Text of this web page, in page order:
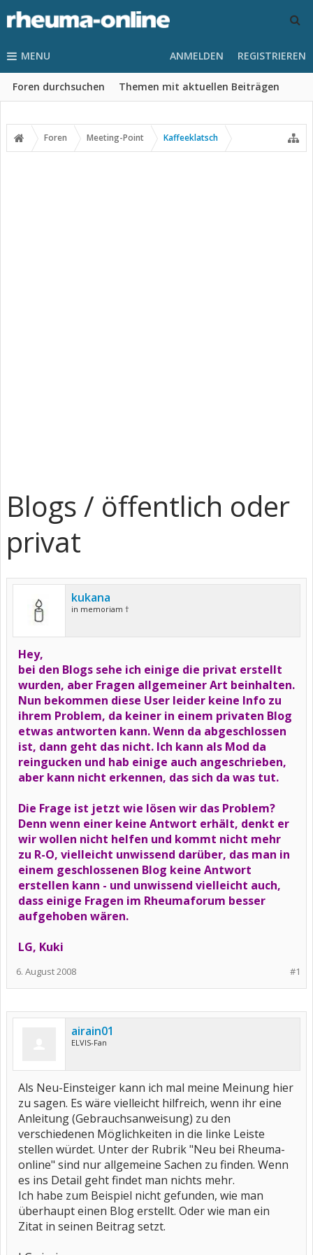
MENU
Foren durchsuchen Themen mit aktuellen Beiträgen
ANMELDEN REGISTRIEREN
Foren Meeting-Point Kaffeeklatsch
Blogs / öffentlich oder
privat
kukana
in memoriam †
Hey,
bei den Blogs sehe ich einige die privat erstellt
wurden, aber Fragen allgemeiner Art beinhalten.
Nun bekommen diese User leider keine Info zu
ihrem Problem, da keiner in einem privaten Blog
etwas antworten kann. Wenn da abgeschlossen
ist, dann geht das nicht. Ich kann als Mod da
reingucken und hab einige auch angeschrieben,
aber kann nicht erkennen, das sich da was tut.
Die Frage ist jetzt wie lösen wir das Problem?
Denn wenn einer keine Antwort erhält, denkt er
wir wollen nicht helfen und kommt nicht mehr
zu R-O, vielleicht unwissend darüber, das man in
einem geschlossenen Blog keine Antwort
erstellen kann - und unwissend vielleicht auch,
dass einige Fragen im Rheumaforum besser
aufgehoben wären.
LG, Kuki
#1
6. August 2008
airain01
ELVIS-Fan
Als Neu-Einsteiger kann ich mal meine Meinung hier
zu sagen. Es wäre vielleicht hilfreich, wenn ihr eine
Anleitung (Gebrauchsanweisung) zu den
verschiedenen Möglichkeiten in die linke Leiste
stellen würdet. Unter der Rubrik "Neu bei Rheuma-
online" sind nur allgemeine Sachen zu finden. Wenn
es ins Detail geht findet man nichts mehr.
Ich habe zum Beispiel nicht gefunden, wie man
überhaupt einen Blog erstellt. Oder wie man ein
Zitat in seinen Beitrag setzt.